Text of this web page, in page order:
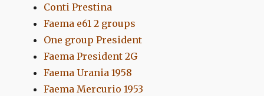
Conti Prestina
Faema e61 2 groups
One group President
Faema President 2G
Faema Urania 1958
Faema Mercurio 1953